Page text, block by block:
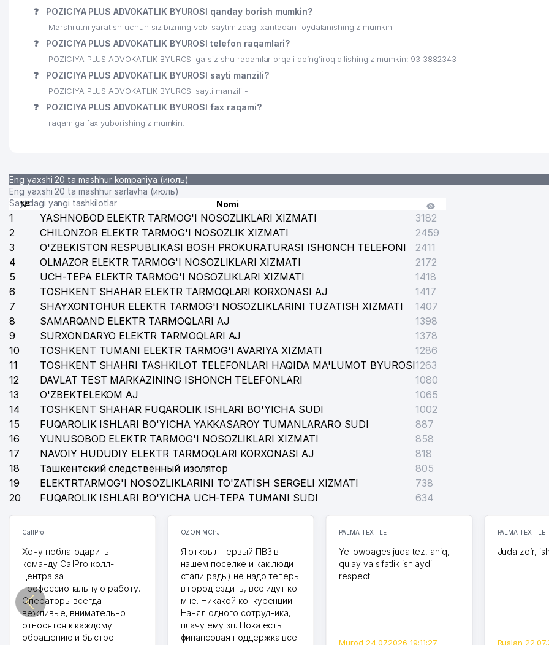
26 KOMANDOR STAR MChJ
AKAN QK MChJ
32 O'ZBEKISTON RESPUBLIKASI AVTOMOBIL YO'LLARI DAVLAT QO'MITASI
CISCO SYSTEMS MANAGEMENT B.V. VAKOLATXONA
ARTIFEX MChJ
ARDUS QK MChJ
❓ POZICIYA PLUS ADVOKATLIK BYUROSI qanday borish mumkin?
Marshrutni yaratish uchun siz bizning veb-saytimizdagi xaritadan foydalanishingiz mumkin
❓ POZICIYA PLUS ADVOKATLIK BYUROSI telefon raqamlari?
POZICIYA PLUS ADVOKATLIK BYUROSI ga siz shu raqamlar orqali qo’ng’iroq qilishingiz mumkin: 93 3882343
❓ POZICIYA PLUS ADVOKATLIK BYUROSI sayti manzili?
POZICIYA PLUS ADVOKATLIK BYUROSI sayti manzili -
❓ POZICIYA PLUS ADVOKATLIK BYUROSI fax raqami?
raqamiga fax yuborishingiz mumkin.
Eng yaxshi 20 ta mashhur kompaniya (июль)
Eng yaxshi 20 ta mashhur sarlavha (июль)
Saytdagi yangi tashkilotlar
№ Nomi
1 YASHNOBOD ELEKTR TARMOG'I NOSOZLIKLARI XIZMATI
3182
2
CHILONZOR ELEKTR TARMOG'I NOSOZLIK XIZMATI
2459
3
O'ZBEKISTON RESPUBLIKASI BOSH PROKURATURASI ISHONCH TELEFONI
2411
4
OLMAZOR ELEKTR TARMOG'I NOSOZLIKLARI XIZMATI
2172
5
UCH-TEPA ELEKTR TARMOG'I NOSOZLIKLARI XIZMATI
1418
6
TOSHKENT SHAHAR ELEKTR TARMOQLARI KORXONASI AJ
1417
7
SHAYXONTOHUR ELEKTR TARMOG'I NOSOZLIKLARINI TUZATISH XIZMATI
1407
8
SAMARQAND ELEKTR TARMOQLARI AJ
1398
9
SURXONDARYO ELEKTR TARMOQLARI AJ
1378
10
TOSHKENT TUMANI ELEKTR TARMOG'I AVARIYA XIZMATI
1286
11
TOSHKENT SHAHRI TASHKILOT TELEFONLARI HAQIDA MA'LUMOT BYUROSI1263
12
DAVLAT TEST MARKAZINING ISHONCH TELEFONLARI
1080
13
O'ZBEKTELEKOM AJ
1065
14
TOSHKENT SHAHAR FUQAROLIK ISHLARI BO'YICHA SUDI
1002
15
FUQAROLIK ISHLARI BO'YICHA YAKKASAROY TUMANLARARO SUDI
887
16
YUNUSOBOD ELEKTR TARMOG'I NOSOZLIKLARI XIZMATI
858
17
NAVOIY HUDUDIY ELEKTR TARMOQLARI KORXONASI AJ
818
18
Ташкентский следственный изолятор
805
19
ELEKTRTARMOG'I NOSOZLIKLARINI TO'ZATISH SERGELI XIZMATI
738
20
FUQAROLIK ISHLARI BO'YICHA UCH-TEPA TUMANI SUDI 634
CallPro
Хочу поблагодарить
команду CallPro колл-
центра за
профессиональную работу.
Операторы всегда
вежливые, внимательно
относятся к каждому
обращению и быстро
OZON MChJ
Я открыл первый ПВЗ в
нашем поселке и как люди
стали рады) не надо теперь
в город ездить, все идут ко
мне. Никакой конкуренции.
Нанял одного сотрудника,
плачу ему зп. Пока есть
финансовая поддержка все
PALMA TEXTILE
Yellowpages juda tez, aniq,
qulay va sifatlik ishlaydi.
respect
Murod 24.07.2026 19:11:27
PALMA TEXTILE
Juda zo’r,
Ruslan